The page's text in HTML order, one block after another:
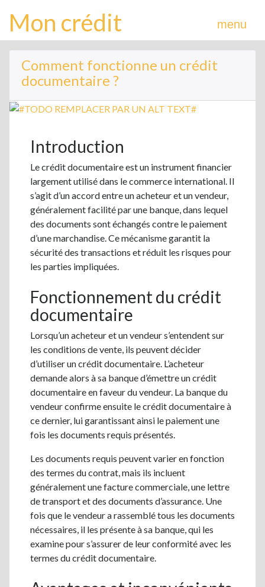
Mon crédit menu
Comment fonctionne un crédit
documentaire ?
Introduction
Le crédit documentaire est un instrument financier
largement utilisé dans le commerce international. Il
s’agit d’un accord entre un acheteur et un vendeur,
généralement facilité par une banque, dans lequel
des documents sont échangés contre le paiement
d’une marchandise. Ce mécanisme garantit la
sécurité des transactions et réduit les risques pour
les parties impliquées.
Fonctionnement du crédit
documentaire
Lorsqu’un acheteur et un vendeur s’entendent sur
les conditions de vente, ils peuvent décider
d’utiliser un crédit documentaire. L’acheteur
demande alors à sa banque d’émettre un crédit
documentaire en faveur du vendeur. La banque du
vendeur confirme ensuite le crédit documentaire à
ce dernier, lui garantissant ainsi le paiement une
fois les documents requis présentés.
Les documents requis peuvent varier en fonction
des termes du contrat, mais ils incluent
généralement une facture commerciale, une lettre
de transport et des documents d’assurance. Une
fois que le vendeur a rassemblé tous les documents
nécessaires, il les présente à sa banque, qui les
examine pour s’assurer de leur conformité avec les
termes du crédit documentaire.